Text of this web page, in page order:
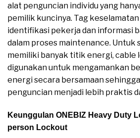
alat penguncian individu yang
pemilik kuncinya. Tag
identifikasi pekerja dan informasi
dalam proses maintenance. Untuk
memiliki banyak titik energi, cable
digunakan untuk mengamankan
energi secara bersamaan
penguncian menjadi lebih praktis
Keunggulan ONEBIZ Heavy Duty
person Lockout